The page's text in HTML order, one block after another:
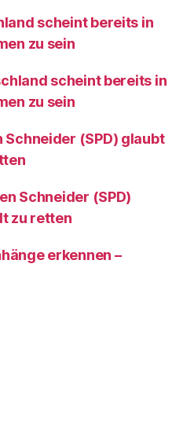
scheint bereits in
zu sein
scheint bereits in
zu sein
Schneider (SPD) glaubt
Schneider (SPD)
zu retten
erkennen –